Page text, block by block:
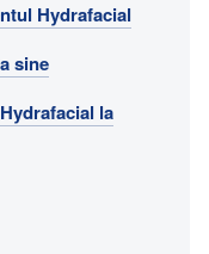
Hydrafacial
sine
la